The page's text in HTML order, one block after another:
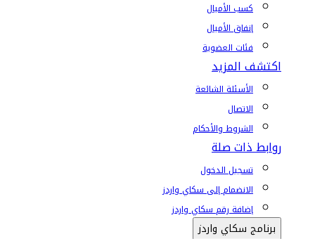
كسب الأميال
إنفاق الأميال
فئات العضوية
اكتشف المزيد
الأسئلة الشائعة
الاتصال
الشروط والأحكام
روابط ذات صلة
تسجيل الدخول
الانضمام إلى سكاي واردز
إضافة رقم سكاي واردز
برنامج سكاي واردز